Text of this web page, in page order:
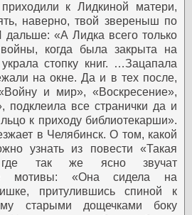
к Лидкиной матери,
наверно, твой звереныш по
«А Лидка всего только
когда была закрыта на
стопку книг. …Зацапала
на окне. Да и в тех после,
и мир», «Воскресение»,
подклеила все странички да и
к приходу библиотекарши».
в Челябинск. О том, какой
узнать из повести «Такая
где так же ясно звучат
мотивы: «Она сидела на
притулившись спиной к
старыми дощечками боку